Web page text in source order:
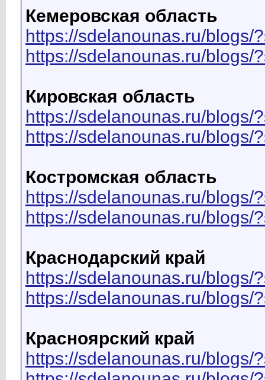
Кемеровская область
https://sdelanounas.ru/blogs/
https://sdelanounas.ru/blogs/
Кировская область
https://sdelanounas.ru/blogs/
https://sdelanounas.ru/blogs/
Костромская область
https://sdelanounas.ru/blogs/
https://sdelanounas.ru/blogs/
Краснодарский край
https://sdelanounas.ru/blogs/
https://sdelanounas.ru/blogs/
Красноярский край
https://sdelanounas.ru/blogs/